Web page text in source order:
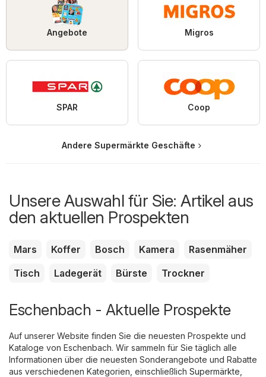
Angebote Migros
SPAR Coop
Andere Supermärkte Geschäfte
Unsere Auswahl für Sie: Artikel aus
den aktuellen Prospekten
Mars Koffer Bosch Kamera
Rasenmäher
Tisch
Ladegerät Bürste Trockner
Eschenbach - Aktuelle Prospekte
Auf unserer Website finden Sie die neuesten Prospekte und
Kataloge von Eschenbach. Wir sammeln für Sie täglich alle
Informationen über die neuesten Sonderangebote und Rabatte
aus verschiedenen Kategorien, einschließlich Supermärkte